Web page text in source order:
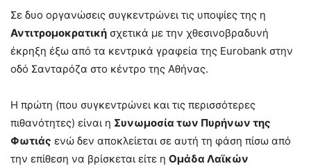
Σε δυο οργανώσεις συγκεντρώνει τις υποψίες της η
Αντιτρομοκρατική σχετικά με την χθεσινοβραδυνή
έκρηξη έξω από τα κεντρικά γραφεία της Eurobank στην
οδό Σανταρόζα στο κέντρο της Αθήνας.
Η πρώτη (που συγκεντρώνει και τις περισσότερες
πιθανότητες) είναι η Συνωμοσία των Πυρήνων της
Φωτιάς ενώ δεν αποκλείεται σε αυτή τη φάση πίσω από
την επίθεση να βρίσκεται είτε η Ομάδα Λαϊκών